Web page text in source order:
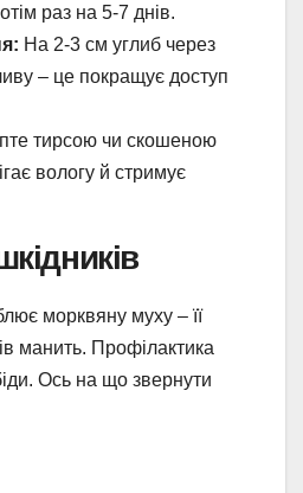
раз на 5-7 днів.
На 2-3 см углиб через
– це покращує доступ
тирсою чи скошеною
вологу й стримує
морквяну муху – її
манить. Профілактика
Ось на що звернути